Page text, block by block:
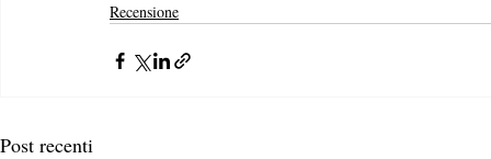
Recensione
Post recenti